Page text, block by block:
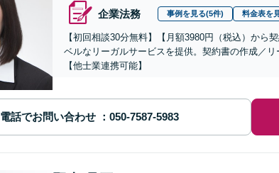
企業法務 事例を見る(5件) 料金表を
【初回相談30分無料】【月額3980円（税込）から
ベルなリーガルサービスを提供。契約書の作成／
【他士業連携可能】
電話でお問い合わせ